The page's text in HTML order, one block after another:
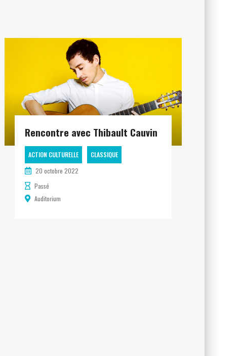
Rencontre avec Thibault Cauvin
ACTION CULTURELLE
CLASSIQUE
20 octobre 2022
Passé
Auditorium